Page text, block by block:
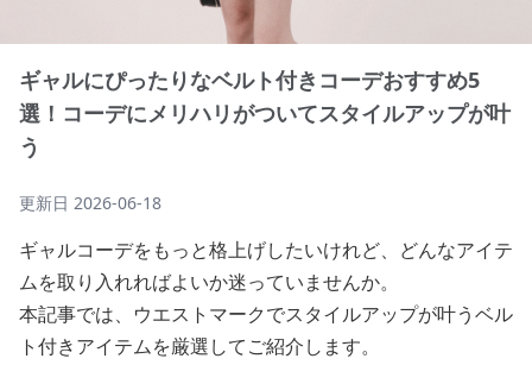
ギャルにぴったりなベルト付きコーデおすすめ5
選！コーデにメリハリがついてスタイルアップが叶
う
更新日 2026-06-18
ギャルコーデをもっと格上げしたいけれど、どんなアイテ
ムを取り入れればよいか迷っていませんか。
本記事では、ウエストマークでスタイルアップが叶うベル
ト付きアイテムを厳選してご紹介します。